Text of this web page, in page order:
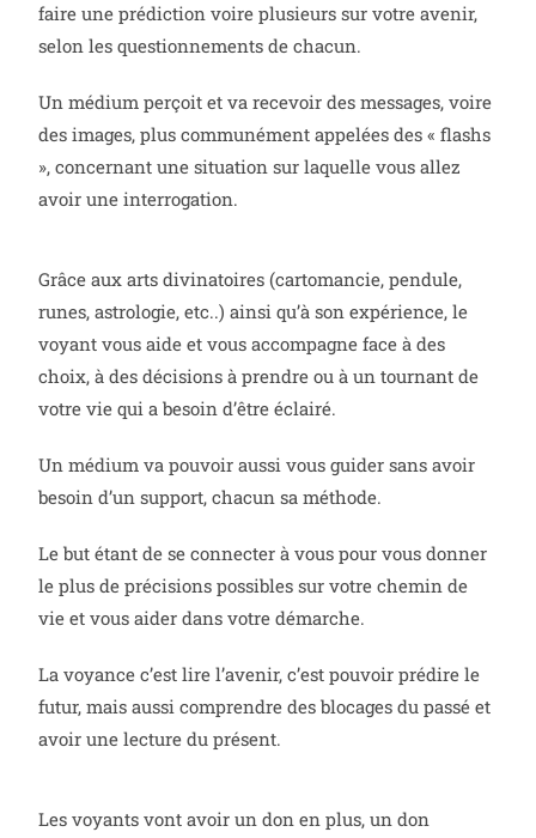
faire une prédiction voire plusieurs sur votre avenir,
selon les questionnements de chacun.
Un médium perçoit et va recevoir des messages, voire
des images, plus communément appelées des « flashs
», concernant une situation sur laquelle vous allez
avoir une interrogation.
Grâce aux arts divinatoires (cartomancie, pendule,
runes, astrologie, etc..) ainsi qu’à son expérience, le
voyant vous aide et vous accompagne face à des
choix, à des décisions à prendre ou à un tournant de
votre vie qui a besoin d’être éclairé.
Un médium va pouvoir aussi vous guider sans avoir
besoin d’un support, chacun sa méthode.
Le but étant de se connecter à vous pour vous donner
le plus de précisions possibles sur votre chemin de
vie et vous aider dans votre démarche.
La voyance c’est lire l’avenir, c’est pouvoir prédire le
futur, mais aussi comprendre des blocages du passé et
avoir une lecture du présent.
Les voyants vont avoir un don en plus, un don